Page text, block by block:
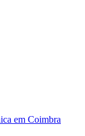
em Coimbra